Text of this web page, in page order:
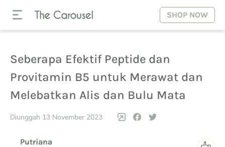
SHOP NOW
Seberapa Efektif Peptide dan
Provitamin B5 untuk Merawat dan
Melebatkan Alis dan Bulu Mata
Diunggah 13 November 2023
Putriana